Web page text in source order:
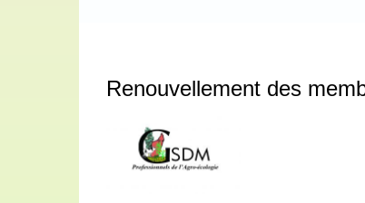
Renouvellement des